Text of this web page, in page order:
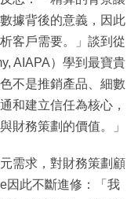
據背後的意義，因此
客戶需要。」談到從
AIAPA）學到最寶貴
不是推銷產品、細數
和建立信任為核心，
財務策劃的價值。」
需求，對財務策劃顧
因此不斷進修：「我